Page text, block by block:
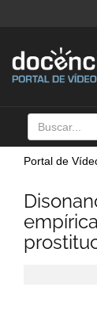
Buscar
Portal de